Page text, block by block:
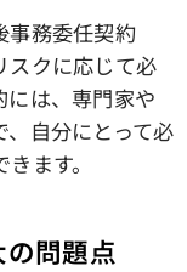
事務委任契約
スクに応じて必
には、専門家や
自分にとって必
ます。
問題点